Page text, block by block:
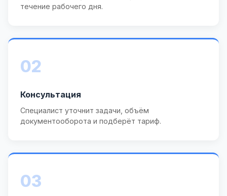
течение рабочего дня.
02
Консультация
Специалист уточнит задачи, объём
документооборота и подберёт тариф.
03